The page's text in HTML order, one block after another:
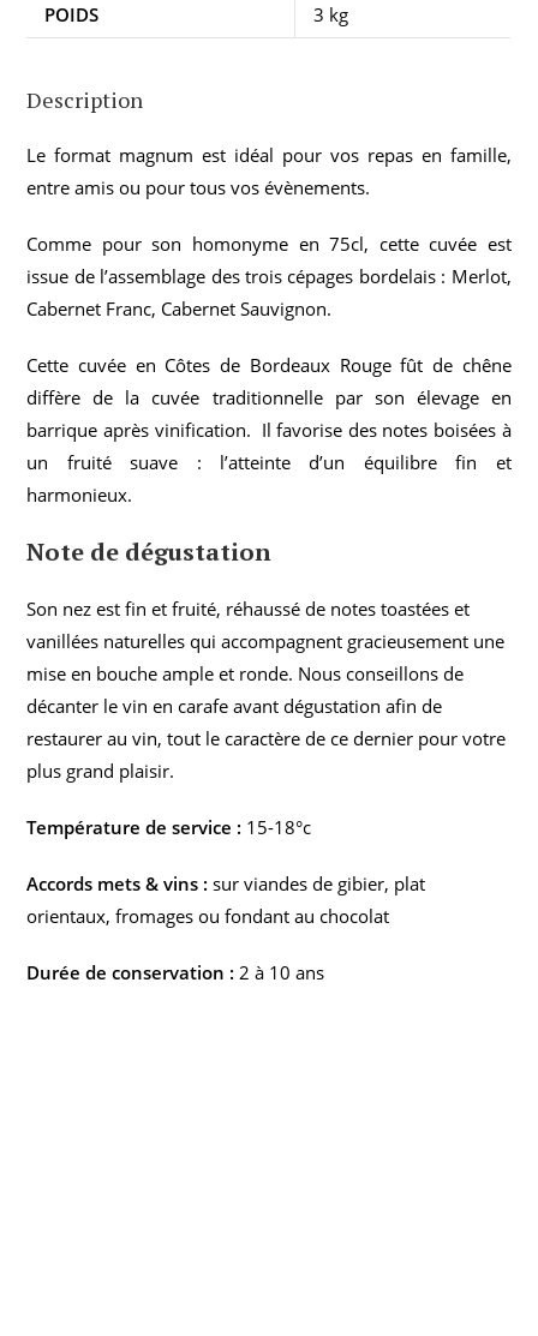
POIDS 3 kg
Description
Le format magnum est idéal pour vos repas en famille,
entre amis ou pour tous vos évènements.
Comme pour son homonyme en 75cl, cette cuvée est
issue de l’assemblage des trois cépages bordelais : Merlot,
Cabernet Franc, Cabernet Sauvignon.
Cette cuvée en Côtes de Bordeaux Rouge fût de chêne
diffère de la cuvée traditionnelle par son élevage en
barrique après vinification. Il favorise des notes boisées à
un fruité suave : l’atteinte d’un équilibre fin et
harmonieux.
Note de dégustation
Son nez est fin et fruité, réhaussé de notes toastées et
vanillées naturelles qui accompagnent gracieusement une
mise en bouche ample et ronde. Nous conseillons de
décanter le vin en carafe avant dégustation afin de
restaurer au vin, tout le caractère de ce dernier pour votre
plus grand plaisir.
Température de service : 15-18°c
Accords mets & vins : sur viandes de gibier, plat
orientaux, fromages ou fondant au chocolat
Durée de conservation : 2 à 10 ans